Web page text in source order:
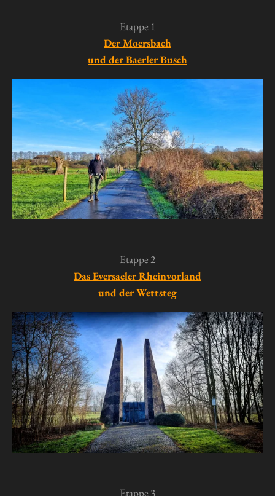
Etappe 1
Der Moersbach
und der Baerler Busch
Etappe 2
Das Eversaeler Rheinvorland
und der Wettsteg
Etappe 3